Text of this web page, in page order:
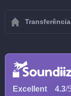
Excellent 4.3/5